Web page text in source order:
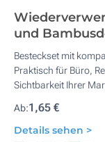
und
Besteckset mit
Praktisch für Büro,
Sichtbarkeit Ihrer
Ab:1,65 €
Details sehen >